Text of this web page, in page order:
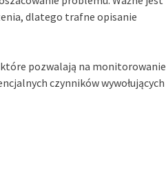
dlatego trafne opisanie
pozwalają na monitorowanie
czynników wywołujących